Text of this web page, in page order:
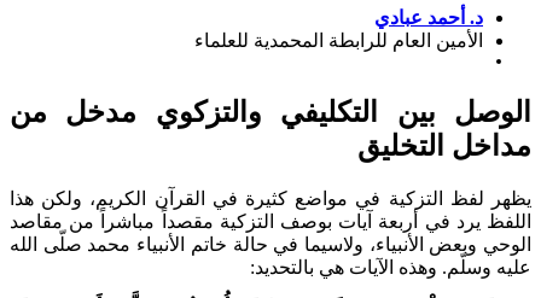
د. أحمد عبادي
الأمين العام للرابطة المحمدية للعلماء
بين التكليفي والتزكوي مدخل من
التخليق
لفظ التزكية في مواضع كثيرة في القرآن الكريم، ولكن هذا
يرد في أربعة آيات بوصف التزكية مقصداً مباشراً من مقاصد
وبعض الأنبياء، ولاسيما في حالة خاتم الأنبياء محمد صلّى الله
وسلّم. وهذه الآيات هي بالتحديد: